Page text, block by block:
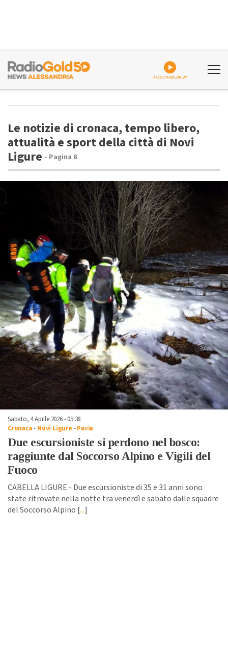
Le notizie di cronaca, tempo libero,
attualità e sport della città di Novi
Ligure - Pagina 8
Sabato, 4 Aprile 2026 - 05:38
Cronaca- Novi Ligure -Pavia
Due escursioniste si perdono nel bosco:
raggiunte dal Soccorso Alpino e Vigili del
Fuoco
CABELLA LIGURE - Due escursioniste di 35 e 31 anni sono
state ritrovate nella notte tra venerdì e sabato dalle squadre
del Soccorso Alpino [...]